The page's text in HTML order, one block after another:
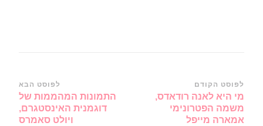
ניווט
ברשומות
לפוסט הקודם
מי היא לאנה רודאדס,
משמה הפטרונימי
אמארה מייפל
לפוסט הבא
התמונות המהממות של
דוגמנית האינסטגרם,
ויולט סאמרס